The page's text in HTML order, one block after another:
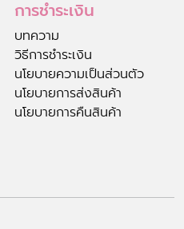
การชำระเงิน
บทความ
วิธีการชำระเงิน
นโยบายความเป็นส่วนตัว
นโยบายการส่งสินค้า
นโยบายการคืนสินค้า